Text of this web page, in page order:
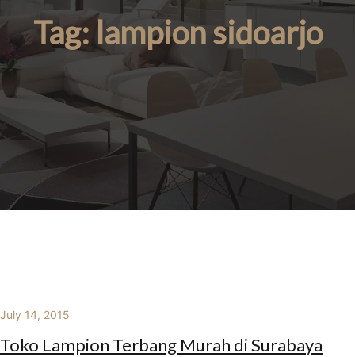
Tag: lampion sidoarjo
July 14, 2015
Toko Lampion Terbang Murah di Surabaya